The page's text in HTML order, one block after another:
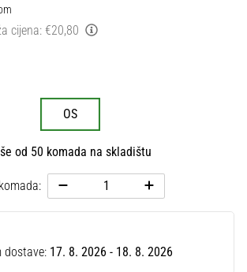
cijena: €20,80
OS
od 50 komada na skladištu
dostave: 17. 8. 2026 - 18. 8. 2026